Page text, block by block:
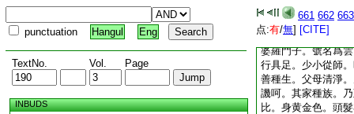
punctuation Hangul Eng
TextNo. Vol. Page
INBUDS
661 662 663
点:有/無] [CITE]
難當知。爾時珍寶
是也。時彼五百諸
祀呪術
3
之法。
婆羅門子。號名爲
行具足。少小從師
善種生。父母清淨
譏呵。其家種族。
比。身黄金色。頭